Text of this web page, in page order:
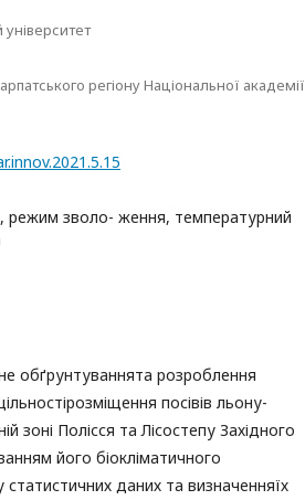
регіону Національної академії
режим зволо- ження, температурний
обґрунтуваннята розроблення
посівів льону-
зоні Полісся та Лісостепу Західного
його біокліматичного
даних та визначенняїх